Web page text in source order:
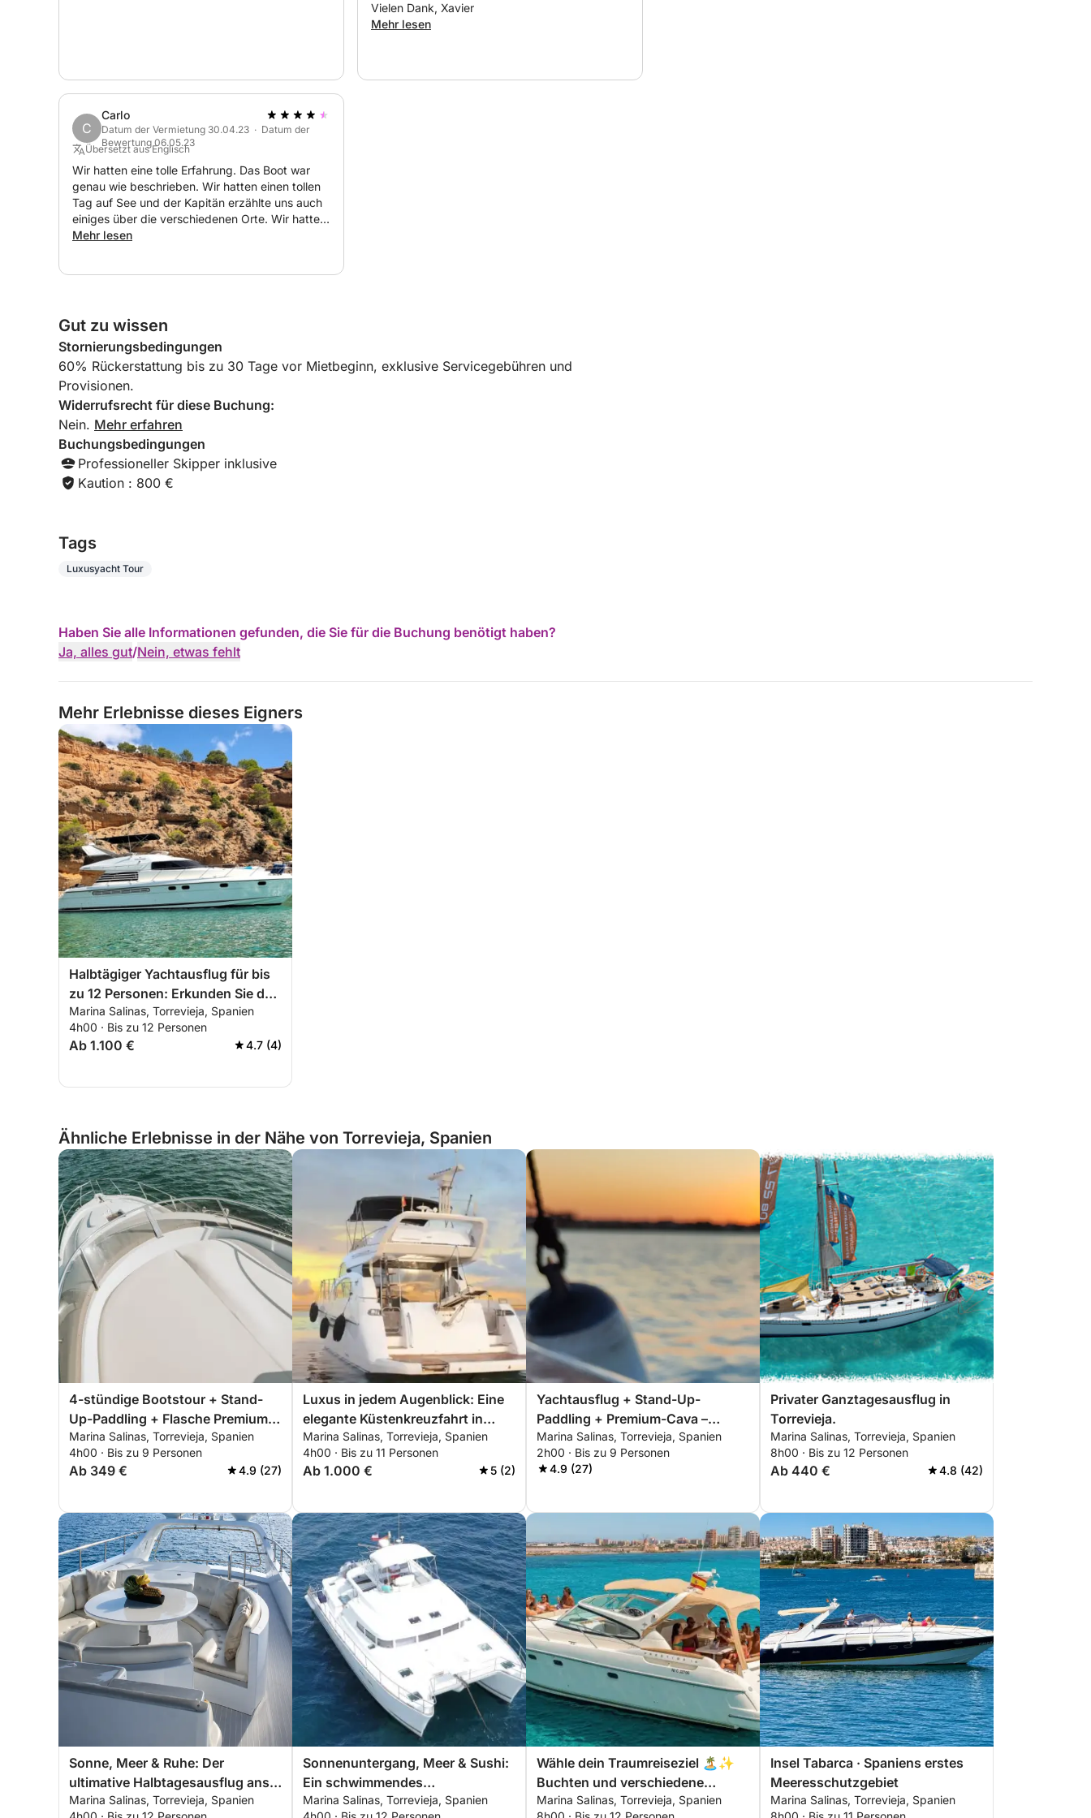
Gestalten Sie den Tag ganz nach Ihren Wünschen und kehren Sie mit einer Meeresbrise im Haar
und unvergesslichen Erinnerungen nach Marina Salinas in Torrevieja zurück.
Vielen Dank, Xavier
Mehr lesen
C
Carlo
Datum der Vermietung 30.04.23 · Datum der
Bewertung 06.05.23
Übersetzt aus Englisch
Wir hatten eine tolle Erfahrung. Das Boot war
genau wie beschrieben. Wir hatten einen tollen
Tag auf See und der Kapitän erzählte uns auch
einiges über die verschiedenen Orte. Wir hatten
auch die Gelegenheit, einige Delfine zu sehen.
Mehr lesen
Gut zu wissen
Stornierungsbedingungen
60% Rückerstattung bis zu 30 Tage vor Mietbeginn, exklusive Servicegebühren und
Provisionen.
Widerrufsrecht für diese Buchung:
Nein. Mehr erfahren
Buchungsbedingungen
Professioneller Skipper inklusive
Kaution : 800 €
Tags
Luxusyacht Tour
Haben Sie alle Informationen gefunden, die Sie für die Buchung benötigt haben?
Ja, alles gut/Nein, etwas fehlt
Mehr Erlebnisse dieses Eigners
Halbtägiger Yachtausflug für bis
zu 12 Personen: Erkunden Sie das
Meer ab Torrevieja.
Marina Salinas, Torrevieja, Spanien
4h00 · Bis zu 12 Personen
Ab 1.100 € 4.7 (4)
Ähnliche Erlebnisse in der Nähe von Torrevieja, Spanien
4-stündige Bootstour + Stand-
Up-Paddling + Flasche Premium-
Cava - ALLES INKLUSIVE
Marina Salinas, Torrevieja, Spanien
4h00 · Bis zu 9 Personen
Ab 349 € 4.9 (27)
Luxus in jedem Augenblick: Eine
elegante Küstenkreuzfahrt in
Torrevieja
Marina Salinas, Torrevieja, Spanien
4h00 · Bis zu 11 Personen
Ab 1.000 € 5 (2)
Yachtausflug + Stand-Up-
Paddling + Premium-Cava –
Morgens, Nachmittags oder
Sonnenuntergang – 2 Stunden –
ALLES INKLUSIVE
Marina Salinas, Torrevieja, Spanien
2h00 · Bis zu 9 Personen
4.9 (27)
Privater Ganztagesausflug in
Torrevieja.
Marina Salinas, Torrevieja, Spanien
8h00 · Bis zu 12 Personen
Ab 440 € 4.8 (42)
Sonne, Meer & Ruhe: Der
ultimative Halbtagesausflug ans
Mittelmeer
Marina Salinas, Torrevieja, Spanien
Sonnenuntergang, Meer & Sushi:
Ein schwimmendes
Speiseerlebnis in Torrevieja
Marina Salinas, Torrevieja, Spanien
Wähle dein Traumreiseziel 🏝️✨
Buchten und verschiedene
Badebereiche
Marina Salinas, Torrevieja, Spanien
Insel Tabarca · Spaniens erstes
Meeresschutzgebiet
Marina Salinas, Torrevieja, Spanien